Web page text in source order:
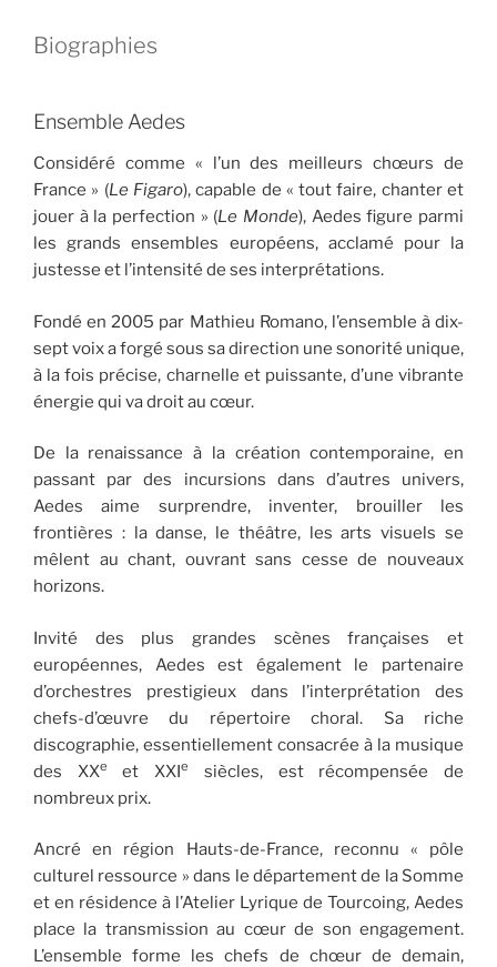
Biographies
Ensemble Aedes
Considéré comme « l’un des meilleurs chœurs de
France » (Le Figaro), capable de « tout faire, chanter et
jouer à la perfection » (Le Monde), Aedes figure parmi
les grands ensembles européens, acclamé pour la
justesse et l’intensité de ses interprétations.
Fondé en 2005 par Mathieu Romano, l’ensemble à dix-
sept voix a forgé sous sa direction une sonorité unique,
à la fois précise, charnelle et puissante, d’une vibrante
énergie qui va droit au cœur.
De la renaissance à la création contemporaine, en
passant par des incursions dans d’autres univers,
Aedes aime surprendre, inventer, brouiller les
frontières : la danse, le théâtre, les arts visuels se
mêlent au chant, ouvrant sans cesse de nouveaux
horizons.
Invité des plus grandes scènes françaises et
européennes, Aedes est également le partenaire
d’orchestres prestigieux dans l’interprétation des
chefs-d’œuvre du répertoire choral. Sa riche
discographie, essentiellement consacrée à la musique
des XXe et XXIe
siècles, est récompensée de
nombreux prix.
Ancré en région Hauts-de-France, reconnu « pôle
culturel ressource » dans le département de la Somme
et en résidence à l’Atelier Lyrique de Tourcoing, Aedes
place la transmission au cœur de son engagement.
L’ensemble forme les chefs de chœur de demain,